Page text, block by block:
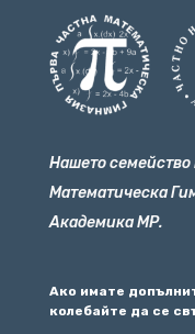
Нашето
Математическа
Академика МР.
Ако имате
колебайте да се